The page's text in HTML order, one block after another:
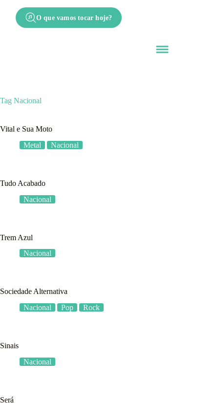
O que vamos tocar hoje?
Tag Nacional
Vital e Sua Moto
Metal
Nacional
Tudo Acabado
Nacional
Trem Azul
Nacional
Sociedade Alternativa
Nacional
Pop Rock
Sinais
Nacional
Será